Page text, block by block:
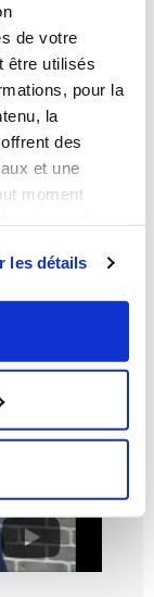
de votre
être utilisés
pour la
la
des
et une
moment
les détails
2022